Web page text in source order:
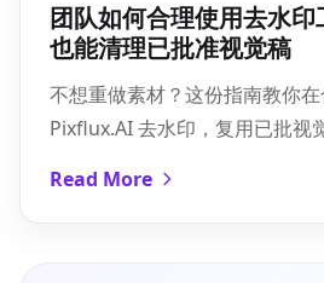
团队如何合理使用去水
也能清理已批准视觉稿
不想重做素材？这份指南教你
Pixflux.AI 去水印，复用已批视
Read More